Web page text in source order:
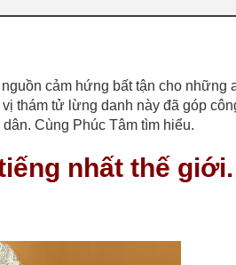
cảm hứng bất tận cho những
thám tử lừng danh này đã góp
Cùng Phúc Tâm tìm hiểu.
nhất thế giới.